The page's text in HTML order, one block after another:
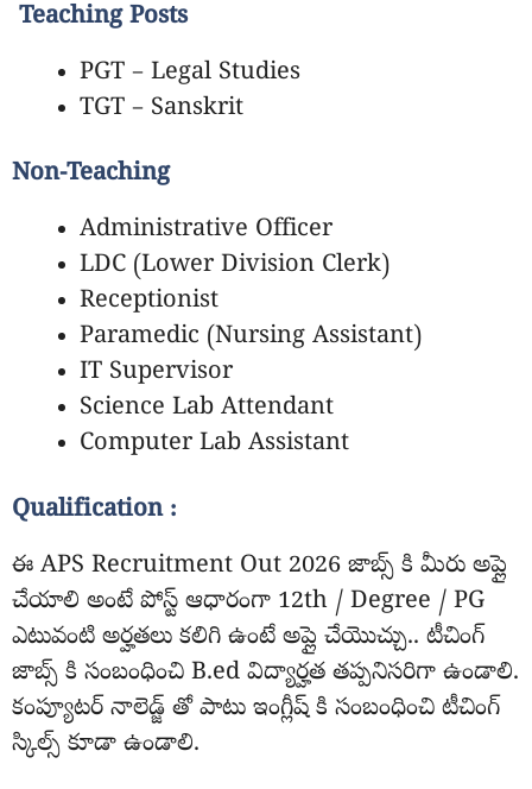
Teaching Posts
PGT – Legal Studies
TGT – Sanskrit
Non-Teaching
Administrative Officer
LDC (Lower Division Clerk)
Receptionist
Paramedic (Nursing Assistant)
IT Supervisor
Science Lab Attendant
Computer Lab Assistant
Qualification :
ఈ APS Recruitment Out 2026 జాబ్స్ కి మీరు అప్లై
చేయాలి అంటే పోస్ట్ ఆధారంగా 12th / Degree / PG
ఎటువంటి అర్హతలు కలిగి ఉంటే అప్లై చేయొచ్చు.. టీచింగ్
జాబ్స్ కి సంబంధించి B.ed విద్యార్హత తప్పనిసరిగా ఉండాలి.
కంప్యూటర్ నాలెడ్జ్ తో పాటు ఇంగ్లీష్ కి సంబంధించి టీచింగ్
స్కిల్స్ కూడా ఉండాలి.